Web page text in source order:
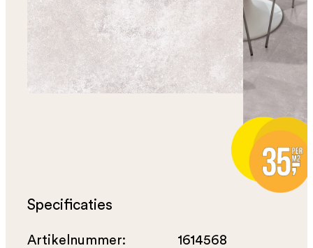
Specificaties
Artikelnummer:
1614568